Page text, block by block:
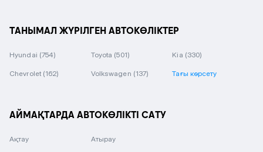
ТАНЫМАЛ ЖҮРІЛГЕН АВТОКӨЛІКТЕР
Hyundai (754) Toyota (501) Kia (330)
Chevrolet (162) Volkswagen (137) Тағы көрсету
АЙМАҚТАРДА АВТОКӨЛІКТІ САТУ
Ақтау Атырау